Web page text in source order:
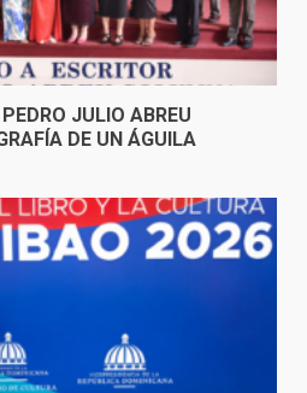
JULIO ABREU
DE UN ÁGUILA